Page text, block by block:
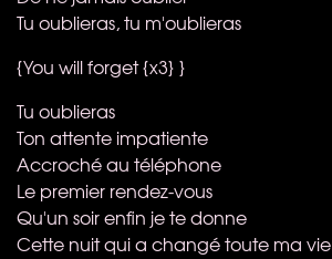
Tu oublieras, tu m'oublieras
{You will forget {x3} }
Tu oublieras
Ton attente impatiente
Accroché au téléphone
Le premier rendez-vous
Qu'un soir enfin je te donne
Cette nuit qui a changé toute ma vie